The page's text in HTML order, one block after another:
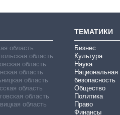
область
область
область
область
область
область
область
область
ТЕМАТИКИ
Бизнес
Культура
Наука
Национальная
безопасность
Общество
Политика
Право
Финансы